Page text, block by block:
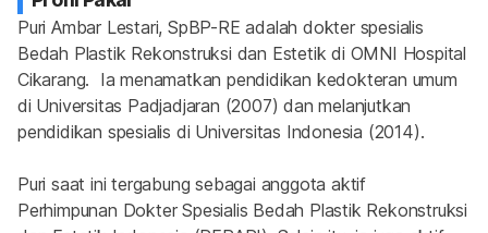
Puri Ambar Lestari, SpBP-RE adalah dokter spesialis
Bedah Plastik Rekonstruksi dan Estetik di OMNI Hospital
Cikarang.  Ia menamatkan pendidikan kedokteran umum
di Universitas Padjadjaran (2007) dan melanjutkan
pendidikan spesialis di Universitas Indonesia (2014).
Puri saat ini tergabung sebagai anggota aktif
Perhimpunan Dokter Spesialis Bedah Plastik Rekonstruksi